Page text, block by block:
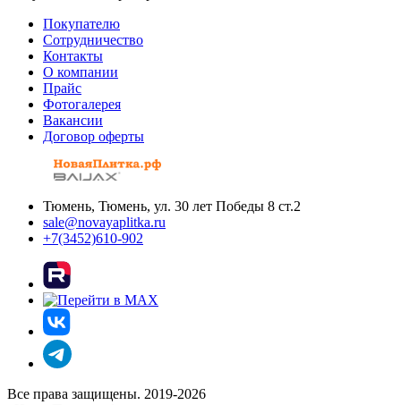
Покупателю
Сотрудничество
Контакты
О компании
Прайс
Фотогалерея
Вакансии
Договор оферты
Тюмень, Тюмень, ул. 30 лет Победы 8 ст.2
sale@novayaplitka.ru
+7(3452)610-902
Все права защищены. 2019-2026